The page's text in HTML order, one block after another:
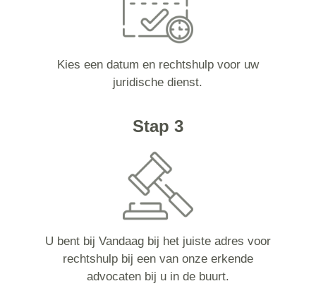
Kies een datum en rechtshulp voor uw
juridische dienst.
Stap 3
U bent bij Vandaag bij het juiste adres voor
rechtshulp bij een van onze erkende
advocaten bij u in de buurt.